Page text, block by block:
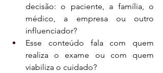
decisão: o paciente, a família, o
médico, a empresa ou outro
influenciador?
Esse conteúdo fala com quem
realiza o exame ou com quem
viabiliza o cuidado?